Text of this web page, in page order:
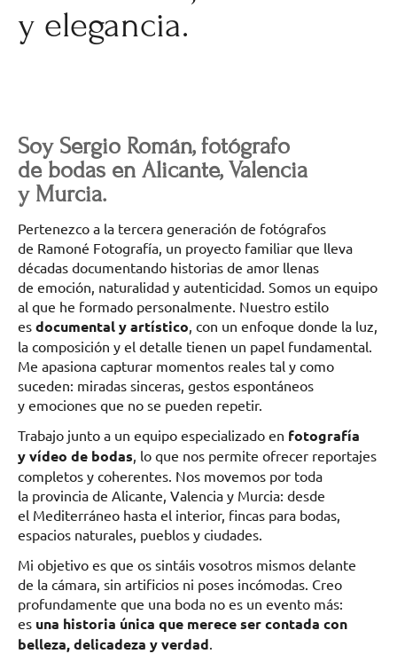
y elegancia.
Soy Sergio Román, fotógrafo
de bodas en Alicante, Valencia
y Murcia.
Pertenezco a la tercera generación de fotógrafos
de Ramoné Fotografía, un proyecto familiar que lleva
décadas documentando historias de amor llenas
de emoción, naturalidad y autenticidad. Somos un equipo
al que he formado personalmente. Nuestro estilo
es documental y artístico , con un enfoque donde la luz,
la composición y el detalle tienen un papel fundamental.
Me apasiona capturar momentos reales tal y como
suceden: miradas sinceras, gestos espontáneos
y emociones que no se pueden repetir.
Trabajo junto a un equipo especializado en fotografía
y vídeo de bodas , lo que nos permite ofrecer reportajes
completos y coherentes. Nos movemos por toda
la provincia de Alicante, Valencia y Murcia: desde
el Mediterráneo hasta el interior, fincas para bodas,
espacios naturales, pueblos y ciudades.
Mi objetivo es que os sintáis vosotros mismos delante
de la cámara, sin artificios ni poses incómodas. Creo
profundamente que una boda no es un evento más:
es una historia única que merece ser contada con
belleza, delicadeza y verdad